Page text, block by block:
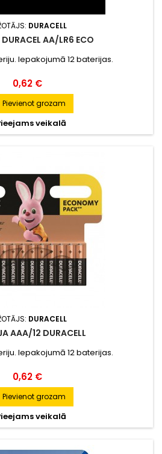
DURACELL
AA/LR6 ECO
Iepakojumā 12 baterijas.
Cena
0,62 €
Pievienot grozam
veikalā
DURACELL
AAA/12 DURACELL
Iepakojumā 12 baterijas.
Cena
0,62 €
Pievienot grozam
veikalā